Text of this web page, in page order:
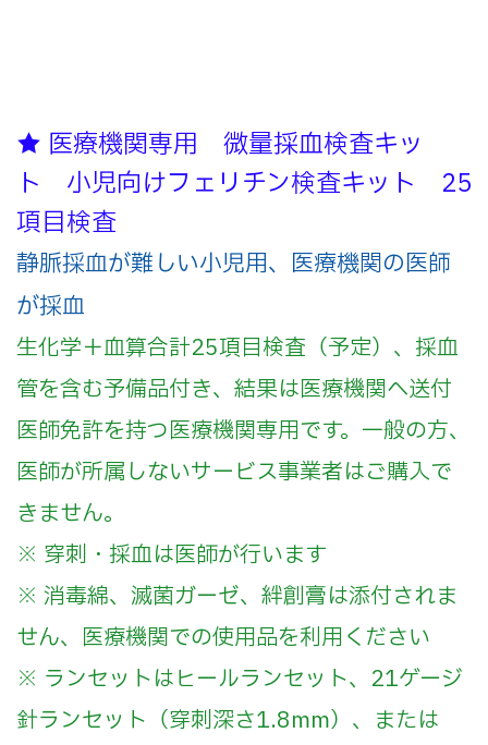
★ 医療機関専用 微量採血検査キッ
ト 小児向けフェリチン検査キット 25
項目検査
静脈採血が難しい小児用、医療機関の医師
が採血
生化学＋血算合計25項目検査（予定）、採血
管を含む予備品付き、結果は医療機関へ送付
医師免許を持つ医療機関専用です。一般の方、
医師が所属しないサービス事業者はご購入で
きません。
※ 穿刺・採血は医師が行います
※ 消毒綿、滅菌ガーゼ、絆創膏は添付されま
せん、医療機関での使用品を利用ください
※ ランセットはヒールランセット、21ゲージ
針ランセット（穿刺深さ1.8mm）、または